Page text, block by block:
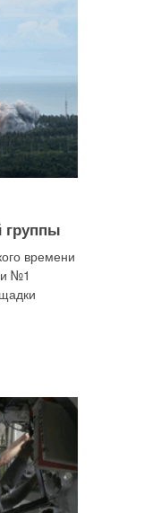
группы
времени
№1